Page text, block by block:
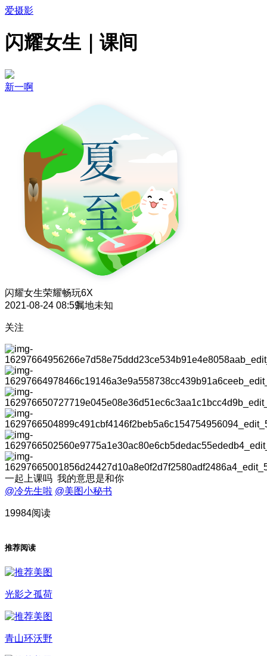
爱摄影
闪耀女生｜课间
新一啊
闪耀女生荣耀畅玩6X
2021-08-24 08:59属地未知
关注
一起上课吗 我的意思是和你
@冷先生啦 @美图小秘书
19984阅读
推荐阅读
光影之孤荷
青山环沃野